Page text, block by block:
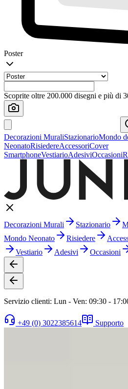
Poster
Scoprite oltre 200.000 disegni e più di
Decorazioni MuraliStazionarioMondo
NeonatoRisiedereAccessoriCover
SmartphoneVestiarioAdesiviOccasioni
Decorazioni Murali Stazionario
Mondo Neonato
Risiedere
Vestiario
Adesivi Occasioni
Servizio clienti: Lun - Ven: 09:30 -
+49 (0) 3022385614 Supporto